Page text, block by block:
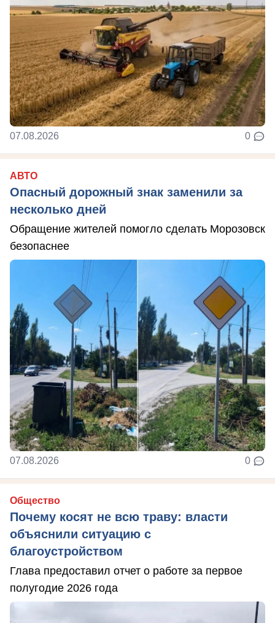
07.08.2026 0
АВТО
Опасный дорожный знак заменили за
несколько дней
Обращение жителей помогло сделать Морозовск
безопаснее
07.08.2026 0
Общество
Почему косят не всю траву: власти
объяснили ситуацию с
благоустройством
Глава предоставил отчет о работе за первое
полугодие 2026 года